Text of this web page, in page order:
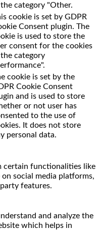
category "Other.
cookie is set by GDPR
Consent plugin. The
is used to store the
consent for the cookies
category
cookie is set by the
Cookie Consent
and is used to store
or not user has
to the use of
It does not store
personal data.
certain functionalities like
social media platforms,
features.
and analyze the
which helps in